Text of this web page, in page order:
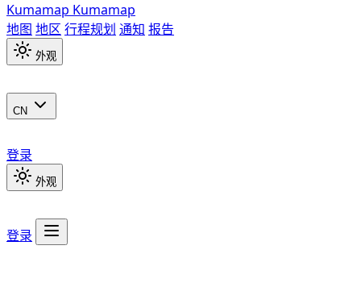
Kumamap Kumamap
地图 地区 行程规划 通知 报告
外观
CN
登录
外观
登录